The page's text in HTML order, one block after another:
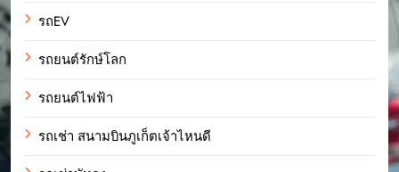
รถEV
รถยนต์รักษ์โลก
รถยนต์ไฟฟ้า
รถเช่า สนามบินภูเก็ตเจ้าไหนดี